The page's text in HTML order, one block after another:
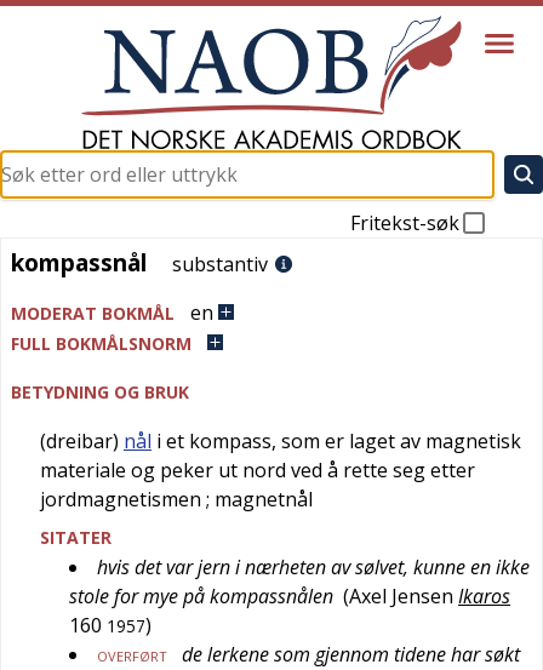
Fritekst-søk
kompassnål
kompassnål substantiv
MODERAT BOKMÅL en
FULL BOKMÅLSNORM
BETYDNING OG BRUK
(dreibar) nål i et kompass, som er laget av magnetisk
materiale og peker ut nord ved å rette seg etter
jordmagnetismen ; magnetnål
SITATER
hvis det var jern i nærheten av sølvet, kunne en ikke
stole for mye på kompassnålen (Axel Jensen Ikaros
160 1957)
OVERFØRT
de lerkene som gjennom tidene har søkt